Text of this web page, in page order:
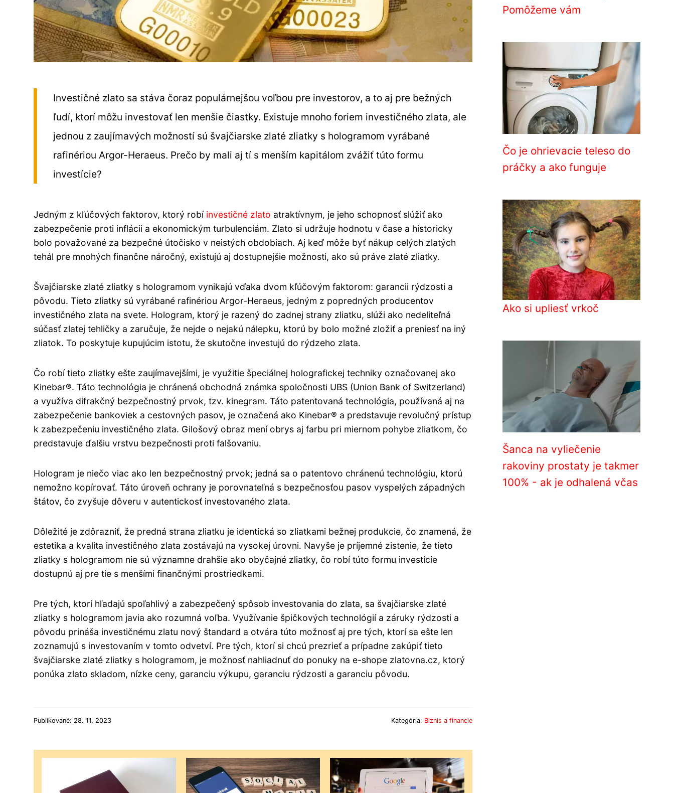
Investičné zlato sa stáva čoraz populárnejšou voľbou pre investorov, a to aj pre bežných
ľudí, ktorí môžu investovať len menšie čiastky. Existuje mnoho foriem investičného zlata, ale
jednou z zaujímavých možností sú švajčiarske zlaté zliatky s hologramom vyrábané
rafinériou Argor-Heraeus. Prečo by mali aj tí s menším kapitálom zvážiť túto formu
investície?
Jedným z kľúčových faktorov, ktorý robí investičné zlato atraktívnym, je jeho schopnosť slúžiť ako
zabezpečenie proti inflácii a ekonomickým turbulenciám. Zlato si udržuje hodnotu v čase a historicky
bolo považované za bezpečné útočisko v neistých obdobiach. Aj keď môže byť nákup celých zlatých
tehál pre mnohých finančne náročný, existujú aj dostupnejšie možnosti, ako sú práve zlaté zliatky.
Švajčiarske zlaté zliatky s hologramom vynikajú vďaka dvom kľúčovým faktorom: garancii rýdzosti a
pôvodu. Tieto zliatky sú vyrábané rafinériou Argor-Heraeus, jedným z popredných producentov
investičného zlata na svete. Hologram, ktorý je razený do zadnej strany zliatku, slúži ako nedeliteľná
súčasť zlatej tehličky a zaručuje, že nejde o nejakú nálepku, ktorú by bolo možné zložiť a preniesť na iný
zliatok. To poskytuje kupujúcim istotu, že skutočne investujú do rýdzeho zlata.
Čo robí tieto zliatky ešte zaujímavejšími, je využitie špeciálnej holografickej techniky označovanej ako
Kinebar®. Táto technológia je chránená obchodná známka spoločnosti UBS (Union Bank of Switzerland)
a využíva difrakčný bezpečnostný prvok, tzv. kinegram. Táto patentovaná technológia, používaná aj na
zabezpečenie bankoviek a cestovných pasov, je označená ako Kinebar® a predstavuje revolučný prístup
k zabezpečeniu investičného zlata. Gilošový obraz mení obrys aj farbu pri miernom pohybe zliatkom, čo
predstavuje ďalšiu vrstvu bezpečnosti proti falšovaniu.
Hologram je niečo viac ako len bezpečnostný prvok; jedná sa o patentovo chránenú technológiu, ktorú
nemožno kopírovať. Táto úroveň ochrany je porovnateľná s bezpečnosťou pasov vyspelých západných
štátov, čo zvyšuje dôveru v autentickosť investovaného zlata.
Dôležité je zdôrazniť, že predná strana zliatku je identická so zliatkami bežnej produkcie, čo znamená, že
estetika a kvalita investičného zlata zostávajú na vysokej úrovni. Navyše je príjemné zistenie, že tieto
zliatky s hologramom nie sú významne drahšie ako obyčajné zliatky, čo robí túto formu investície
dostupnú aj pre tie s menšími finančnými prostriedkami.
Pre tých, ktorí hľadajú spoľahlivý a zabezpečený spôsob investovania do zlata, sa švajčiarske zlaté
zliatky s hologramom javia ako rozumná voľba. Využívanie špičkových technológií a záruky rýdzosti a
pôvodu prináša investičnému zlatu nový štandard a otvára túto možnosť aj pre tých, ktorí sa ešte len
zoznamujú s investovaním v tomto odvetví. Pre tých, ktorí si chcú prezrieť a prípadne zakúpiť tieto
švajčiarske zlaté zliatky s hologramom, je možnosť nahliadnuť do ponuky na e-shope zlatovna.cz, ktorý
ponúka zlato skladom, nízke ceny, garanciu výkupu, garanciu rýdzosti a garanciu pôvodu.
Publikované: 28. 11. 2023 Kategória: Biznis a financie
Pomôžeme vám
Čo je ohrievacie teleso do
práčky a ako funguje
Ako si upliesť vrkoč
Šanca na vyliečenie
rakoviny prostaty je takmer
100% - ak je odhalená včas